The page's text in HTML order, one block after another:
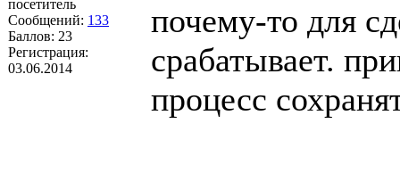
посетитель
Сообщений: 133
Баллов: 23
Регистрация:
03.06.2014
почему-то для
срабатывает.
процесс